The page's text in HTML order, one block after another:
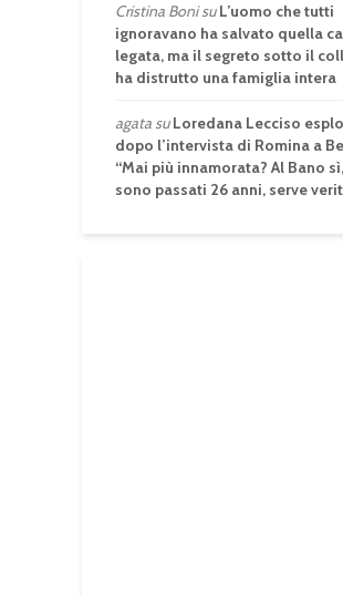
Cristina BonisuL’uomo che tutti
ignoravano ha salvato quella
legata, ma il segreto sotto il
ha distrutto una famiglia intera
agatasuLoredana Lecciso
dopo l’intervista di Romina a
“Mai più innamorata? Al Bano sì,
sono passati 26 anni, serve